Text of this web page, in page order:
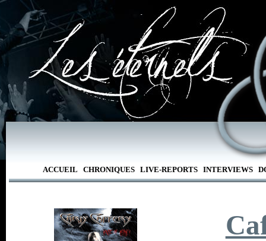
ACCUEIL CHRONIQUES LIVE-REPORTS INTERVIEWS